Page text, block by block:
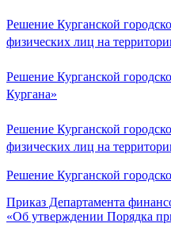
Решение Курганской
физических лиц на
Решение Курганской
Кургана»
Решение Курганской
физических лиц на
Решение Курганской
Приказ Департамента
«Об утверждении Порядка